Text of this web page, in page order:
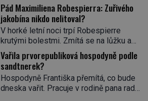
Pád Maximiliena Robespierra: Zuřivého
jakobína nikdo nelitoval?
V horké letní noci trpí Robespierre
krutými bolestmi. Zmítá se na lůžku a
hlavou mu víří kolotoč myšlenek. Když
se probere z mdlob, vzpomene si na
jednu z pařížských jasnovidek, kterou
před lety navštívil. Prorokovala mu
tragický osud. Tehdy se jí vysmál.
Vařila prvorepubliková hospodyně podle
sandtnerek?
Hospodyně Františka přemítá, co bude
dneska vařit. Pracuje v rodině pana rady